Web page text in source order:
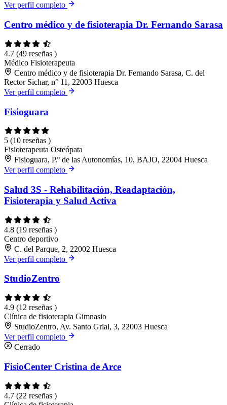
Ver perfil completo
Centro médico y de fisioterapia Dr. Fernando Sarasa
4.7 (49 reseñas )
Médico Fisioterapeuta
Centro médico y de fisioterapia Dr. Fernando Sarasa, C. del
Rector Sichar, n° 11, 22003 Huesca
Ver perfil completo
Fisioguara
5 (10 reseñas )
Fisioterapeuta Osteópata
Fisioguara, P.º de las Autonomías, 10, BAJO, 22004 Huesca
Ver perfil completo
Salud 3S - Rehabilitación, Readaptación,
Fisioterapia y Salud Activa
4.8 (19 reseñas )
Centro deportivo
C. del Parque, 2, 22002 Huesca
Ver perfil completo
StudioZentro
4.9 (12 reseñas )
Clínica de fisioterapia Gimnasio
StudioZentro, Av. Santo Grial, 3, 22003 Huesca
Ver perfil completo
Cerrado
FisioCenter Cristina de Arce
4.7 (22 reseñas )